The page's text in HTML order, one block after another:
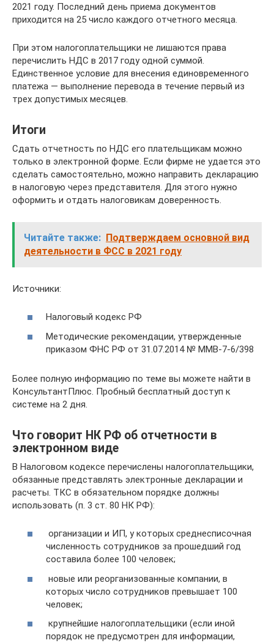
2021 году. Последний день приема документов
приходится на 25 число каждого отчетного месяца.
При этом налогоплательщики не лишаются права
перечислить НДС в 2017 году одной суммой.
Единственное условие для внесения единовременного
платежа — выполнение перевода в течение первый из
трех допустимых месяцев.
Итоги
Сдать отчетность по НДС его плательщикам можно
только в электронной форме. Если фирме не удается это
сделать самостоятельно, можно направить декларацию
в налоговую через представителя. Для этого нужно
оформить и отдать налоговикам доверенность.
Читайте также: Подтверждаем основной вид
деятельности в ФСС в 2021 году
Источники:
Налоговый кодекс РФ
Методические рекомендации, утвержденные
приказом ФНС РФ от 31.07.2014 № ММВ-7-6/398
Более полную информацию по теме вы можете найти в
КонсультантПлюс. Пробный бесплатный доступ к
системе на 2 дня.
Что говорит НК РФ об отчетности в
электронном виде
В Налоговом кодексе перечислены налогоплательщики,
обязанные представлять электронные декларации и
расчеты. ТКС в обязательном порядке должны
использовать (п. 3 ст. 80 НК РФ):
организации и ИП, у которых среднесписочная
численность сотрудников за прошедший год
составила более 100 человек;
новые или реорганизованные компании, в
которых число сотрудников превышает 100
человек;
крупнейшие налогоплательщики (если иной
порядок не предусмотрен для информации,